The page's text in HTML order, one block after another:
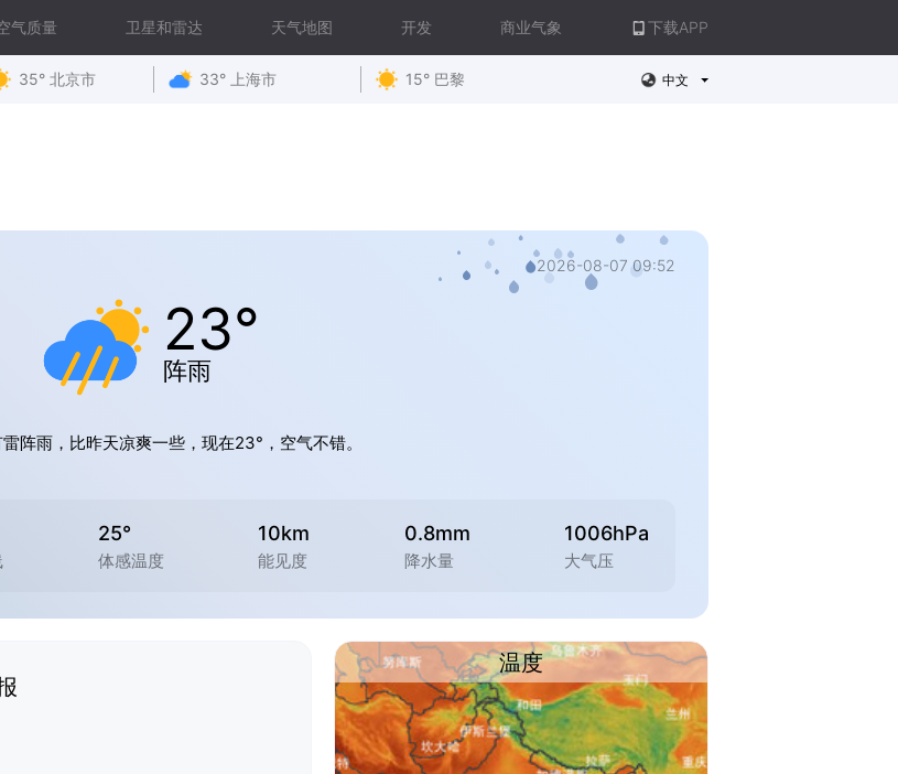
气质量 卫星和雷达 天气地图 开发 商业气象 下载APP
35° 北京市 33° 上海市 15° 巴黎 中文
2026-08-07 09:52
23°
阵雨
阵雨，比昨天凉爽一些，现在23°，空气不错。
25°
体感温度
10km
能见度
0.8mm
降水量
1006hPa
大气压
温度